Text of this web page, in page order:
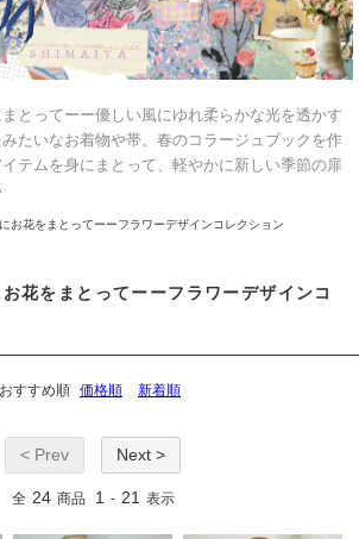
とってーー優しい風にゆれ柔らかな光を透かす
たいなお着物や帯。春のコラージュブックを作
テムを身にまとって、軽やかに新しい季節の扉
お花をまとってーーフラワーデザインコレクション
花をまとってーーフラワーデザインコ
おすすめ順 価格順 新着順
< Prev Next >
全 24 商品 1 - 21 表示